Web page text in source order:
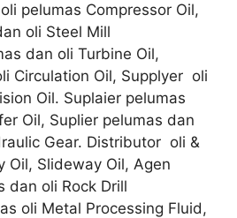
pelumas Compressor Oil,
oli Steel Mill
dan oli Turbine Oil,
Circulation Oil, Supplyer oli
Oil. Suplaier pelumas
Oil, Suplier pelumas dan
Gear. Distributor oli &
Oil, Slideway Oil, Agen
dan oli Rock Drill
oli Metal Processing Fluid,